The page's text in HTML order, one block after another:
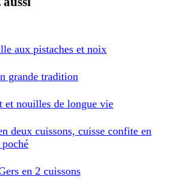
aux pistaches et noix
grande tradition
et nouilles de longue vie
deux cuissons, cuisse confite en
en 2 cuissons